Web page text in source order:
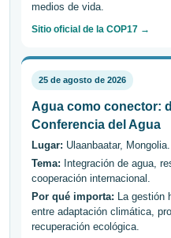
medios de vida.
Sitio oficial de la COP17 →
25 de agosto de 2026
Agua como conector:
Conferencia del Agua
Lugar: Ulaanbaatar, Mongolia.
Tema: Integración de agua,
cooperación internacional.
Por qué importa: La gestión
entre adaptación climática,
recuperación ecológica.